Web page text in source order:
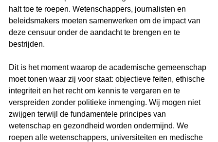
halt toe te roepen. Wetenschappers, journalisten en
beleidsmakers moeten samenwerken om de impact van
deze censuur onder de aandacht te brengen en te
bestrijden.
Dit is het moment waarop de academische gemeenschap
moet tonen waar zij voor staat: objectieve feiten, ethische
integriteit en het recht om kennis te vergaren en te
verspreiden zonder politieke inmenging. Wij mogen niet
zwijgen terwijl de fundamentele principes van
wetenschap en gezondheid worden ondermijnd. We
roepen alle wetenschappers, universiteiten en medische